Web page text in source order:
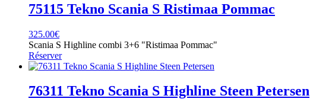
75115 Tekno Scania S Ristimaa Pommac
325.00€
Scania S Highline combi 3+6 "Ristimaa Pommac"
Réserver
76311 Tekno Scania S Highline Steen Petersen